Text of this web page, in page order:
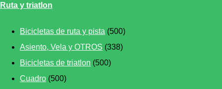
Ruta y triatlon
Bicicletas de ruta y pista (500)
Asiento, Vela y OTROS (338)
Bicicletas de triatlon (500)
Cuadro (500)